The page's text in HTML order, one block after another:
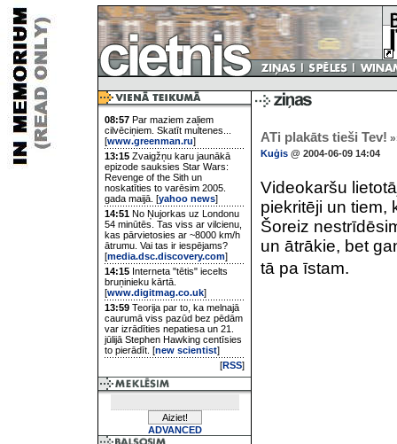
08:57 Par maziem zaļiem
cilvēciņiem. Skatīt multenes...
[www.greenman.ru]
13:15 Zvaigžņu karu jaunākā
epizode sauksies Star Wars:
Revenge of the Sith un
noskatīties to varēsim 2005.
gada maijā. [yahoo news]
14:51 No Ņujorkas uz Londonu
54 minūtēs. Tas viss ar vilcienu,
kas pārvietosies ar ~8000 km/h
ātrumu. Vai tas ir iespējams?
[media.dsc.discovery.com]
14:15 Interneta "tētis" iecelts
bruņinieku kārtā.
[www.digitmag.co.uk]
13:59 Teorija par to, ka melnajā
caurumā viss pazūd bez pēdām
var izrādīties nepatiesa un 21.
jūlijā Stephen Hawking centīsies
to pierādīt. [new scientist]
[RSS]
ADVANCED
ATi plakāts tieši Tev!
Kuģis @ 2004-06-09 14:04
Videokaršu
piekritēji un tiem,
Šoreiz
un ātrākie, bet
tā pa īstam.